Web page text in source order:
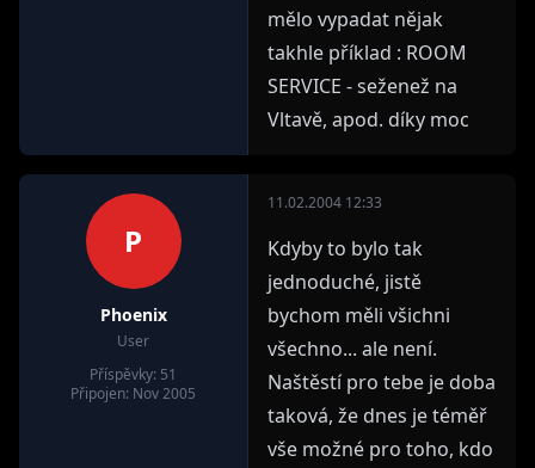
mělo vypadat nějak
takhle příklad : ROOM
SERVICE - seženež na
Vltavě, apod. díky moc
P
Phoenix
User
Příspěvky: 51
Připojen: Nov 2005
11.02.2004 12:33
Kdyby to bylo tak
jednoduché, jistě
bychom měli všichni
všechno... ale není.
Naštěstí pro tebe je doba
taková, že dnes je téměř
vše možné pro toho, kdo